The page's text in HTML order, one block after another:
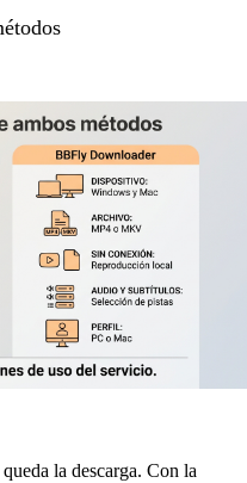
la descarga. Con la